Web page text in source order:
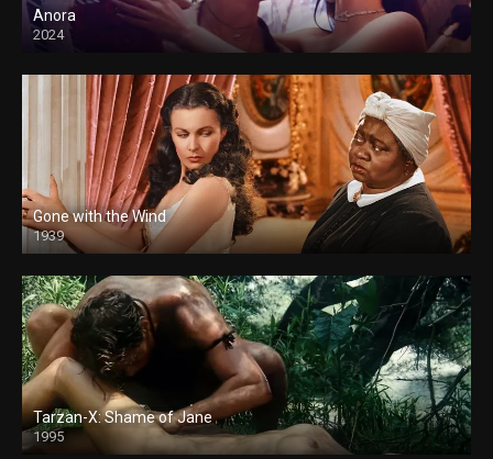
Anora
2024
Gone with the Wind
1939
Tarzan-X: Shame of Jane
1995